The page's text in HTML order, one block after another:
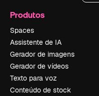
Produtos
Spaces
Assistente de IA
Gerador de imagens
Gerador de vídeos
Texto para voz
Conteúdo de stock